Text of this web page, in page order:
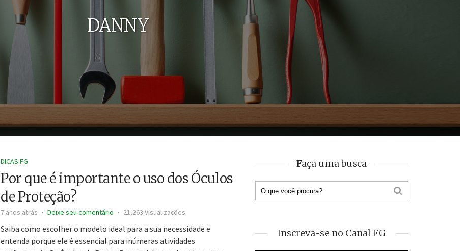
DANNY
DICAS FG
Por que é importante o uso dos Óculos
de Proteção?
7 anos atrás Deixe seu comentário 21,263 Visualizações
Saiba como escolher o modelo ideal para a sua necessidade e
entenda porque ele é essencial para inúmeras atividades
Faça uma busca
Inscreva-se no Canal FG